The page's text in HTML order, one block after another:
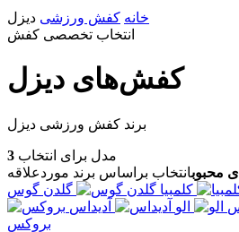
خانه کفش ورزشی دیزل
انتخاب تخصصی کفش
کفش‌های دیزل
برند کفش ورزشی دیزل
3 مدل برای انتخاب
محبوبانتخاب براساس برند موردعلاقه
کلمبیا
گلدن گوس
الو
آدیداس
بروکس